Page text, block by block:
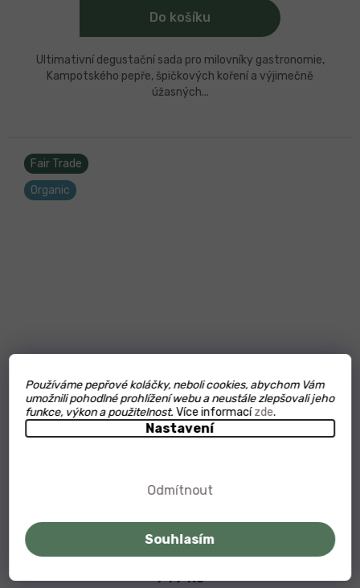
Používáme pepřové koláčky, neboli cookies, abychom Vám
umožnili pohodlné prohlížení webu a neustále zlepšovali jeho
funkce, výkon a použitelnost.Více informacízde.
Nastavení
Odmítnout
Souhlasím
Do košíku
Ultimativní degustační sada pro milovníky gastronomie,
Kampotského pepře, špičkových koření a výjimečně
úžasných...
Fair Trade
Organic
Degustační sada Kampotských pepřů Limited
Edition - Sala Chan
Průměrné
hodnocení
produktu
je
Skladem
749 Kč